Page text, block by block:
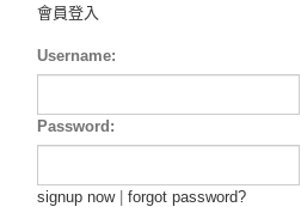
會員登入
Username:
Password:
signup now| forgot password?